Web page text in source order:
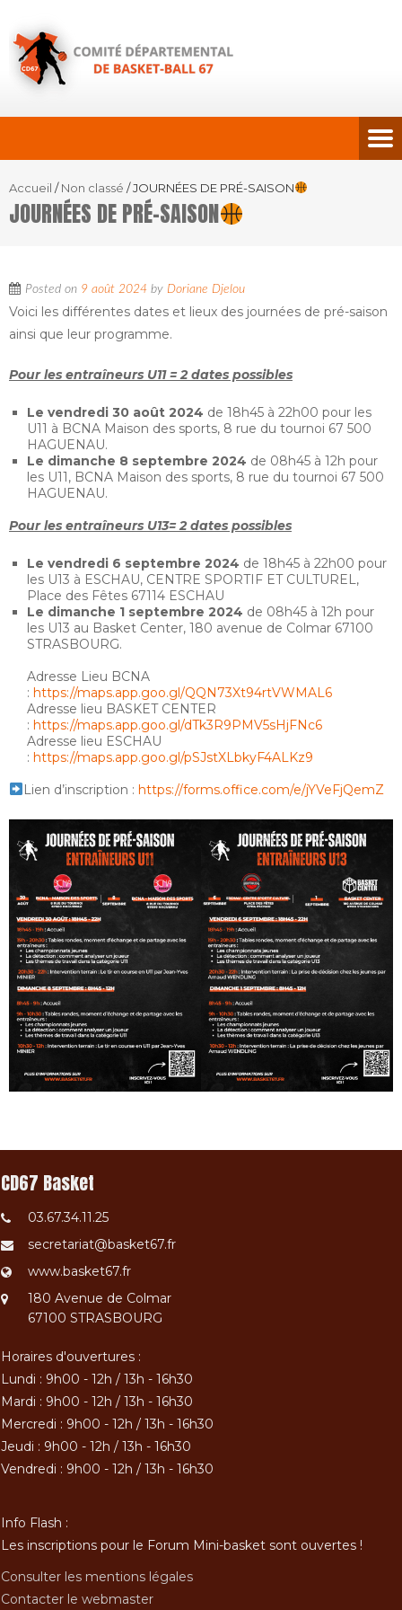
Accueil /Non classé /JOURNÉES DE PRÉ-SAISON
JOURNÉES DE PRÉ-SAISON
Posted on 9 août 2024 by Doriane Djelou
Voici les différentes dates et lieux des journées de pré-saison
ainsi que leur programme.
Pour les entraîneurs U11= 2 dates possibles
Le vendredi 30 août 2024 de 18h45 à 22h00 pour les
U11 à BCNA Maison des sports, 8 rue du tournoi 67 500
HAGUENAU.
Le dimanche 8 septembre 2024 de 08h45 à 12h pour
les U11, BCNA Maison des sports, 8 rue du tournoi 67 500
HAGUENAU.
Pour les entraîneurs U13= 2 dates possibles
Le vendredi 6 septembre 2024 de 18h45 à 22h00 pour
les U13 à ESCHAU, CENTRE SPORTIF ET CULTUREL,
Place des Fêtes 67114 ESCHAU
Le dimanche 1 septembre 2024 de 08h45 à 12h pour
les U13 au Basket Center, 180 avenue de Colmar 67100
STRASBOURG.
Adresse Lieu BCNA
: https://maps.app.goo.gl/QQN73Xt94rtVWMAL6
Adresse lieu BASKET CENTER
: https://maps.app.goo.gl/dTk3R9PMV5sHjFNc6
Adresse lieu ESCHAU
: https://maps.app.goo.gl/pSJstXLbkyF4ALKz9
Lien d’inscription : https://forms.office.com/e/jYVeFjQemZ
CD67 Basket
03.67.34.11.25
secretariat@basket67.fr
www.basket67.fr
180 Avenue de Colmar
67100 STRASBOURG
Horaires d'ouvertures :
Lundi : 9h00 - 12h / 13h - 16h30
Mardi : 9h00 - 12h / 13h - 16h30
Mercredi : 9h00 - 12h / 13h - 16h30
Jeudi : 9h00 - 12h / 13h - 16h30
Vendredi : 9h00 - 12h / 13h - 16h30
Info Flash :
Les inscriptions pour le Forum Mini-basket sont ouvertes !
Consulter les mentions légales
Contacter le webmaster